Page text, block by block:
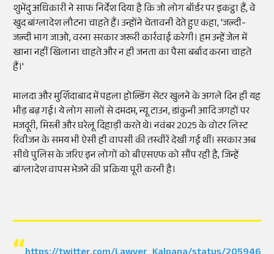
शुभेंदु अधिकारी ने साफ निर्देश दिया है कि जो लोग बॉर्डर पर इकट्ठा हैं, वे
खुद बांग्लादेश लौटना चाहते हैं। उन्होंने चेतावनी देते हुए कहा, 'जल्दी-
जल्दी भाग जाओ, वरना सरकार जरूरी कार्रवाई करेगी। हम उन्हें जेल में
खाना नहीं खिलाना चाहते और न ही जनता का पैसा बर्बाद करना चाहते
हैं।'
मालदा और मुर्शिदाबाद में पहला होल्डिंग सेंटर खुलने के अगले दिन ही यह
भीड़ बढ़ गई। ये लोग सालों से दमदम, न्यू टाउन, डांकुनी आदि जगहों पर
मजदूरी, मिस्त्री और घरेलू दिहाड़ी करते थे। नवंबर 2025 के वोटर लिस्ट
रिवीजन के समय भी ऐसी ही वापसी की तस्वीरें देखी गई थीं। सरकार अब
सीधे पुलिस के जरिए इन लोगों को बीएसएफ को सौंप रही है, जिन्हें
बांग्लादेश वापस भेजने की प्रक्रिया पूरी करनी है।